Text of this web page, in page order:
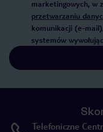
marketingowych, w
przetwarzaniu
komunikacji (e-
systemów
Telefoniczne